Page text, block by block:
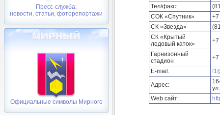
Пресс-служба:
новости, статьи, фоторепортажи
Официальные символы Мирного
Тел/факс:
СОК «Спутник»
СК «Звезда»
СК «Крытый
ледовый каток»
Гарнизонный
стадион
E-mail:
Адрес:
Web сайт: